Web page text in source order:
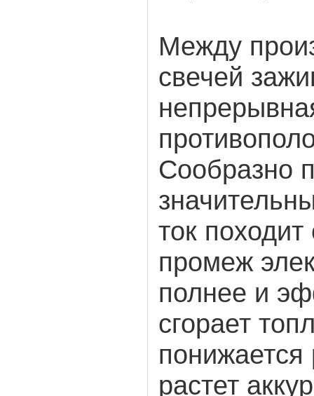
Между
свечей
Сообразно
ток походит
промеж
полнее и
сгорает
понижается
растет